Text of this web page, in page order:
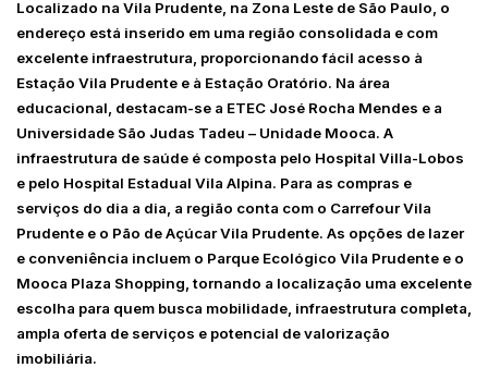
Localizado na Vila Prudente, na Zona Leste de São Paulo, o
endereço está inserido em uma região consolidada e com
excelente infraestrutura, proporcionando fácil acesso à
Estação Vila Prudente e à Estação Oratório. Na área
educacional, destacam-se a ETEC José Rocha Mendes e a
Universidade São Judas Tadeu – Unidade Mooca. A
infraestrutura de saúde é composta pelo Hospital Villa-Lobos
e pelo Hospital Estadual Vila Alpina. Para as compras e
serviços do dia a dia, a região conta com o Carrefour Vila
Prudente e o Pão de Açúcar Vila Prudente. As opções de lazer
e conveniência incluem o Parque Ecológico Vila Prudente e o
Mooca Plaza Shopping, tornando a localização uma excelente
escolha para quem busca mobilidade, infraestrutura completa,
ampla oferta de serviços e potencial de valorização
imobiliária.